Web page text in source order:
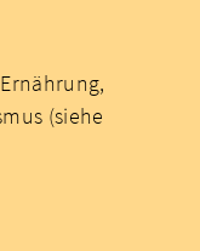
(siehe